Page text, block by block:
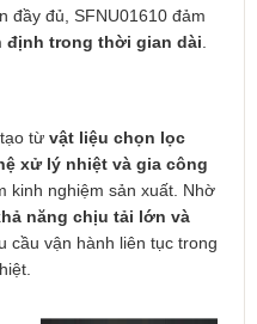
đầy đủ, SFNU01610 đảm
định trong thời gian dài
từ vật liệu chọn lọc
xử lý nhiệt và gia công
kinh nghiệm sản xuất. Nhờ
năng chịu tải lớn và
cầu vận hành liên tục trong